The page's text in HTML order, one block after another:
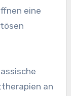
eine
an